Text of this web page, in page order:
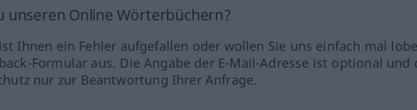
unseren Online Wörterbüchern?
Ihnen ein Fehler aufgefallen oder wollen Sie uns einfach mal
Formular aus. Die Angabe der E-Mail-Adresse ist optional und
nur zur Beantwortung Ihrer Anfrage.